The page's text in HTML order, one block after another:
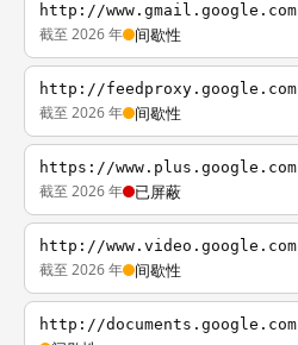
http://www.gmail.google.com
截至 2026 年 间歇性
http://feedproxy.google.com
截至 2026 年 间歇性
https://www.plus.google.com
截至 2026 年 已屏蔽
http://www.video.google.com
截至 2026 年 间歇性
http://documents.google.com